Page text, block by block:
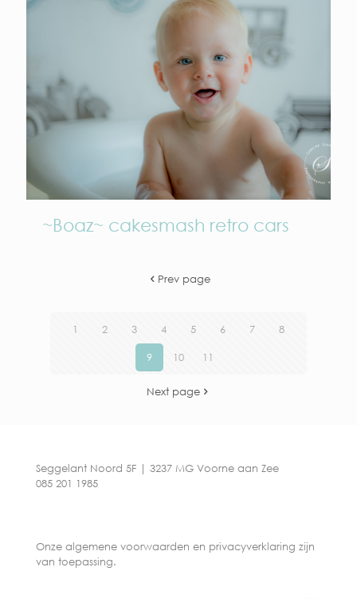
~Boaz~ cakesmash retro cars
Prev page
1 2 3 4 5 6 7 8
9 10 11
Next page
Seggelant Noord 5F | 3237 MG Voorne aan Zee
085 201 1985
Onze algemene voorwaarden en privacyverklaring zijn
van toepassing.